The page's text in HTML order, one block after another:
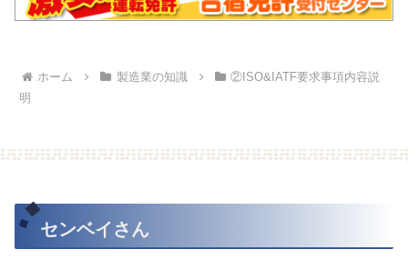
ホーム 製造業の知識
②ISO&IATF要求事項内容説
明
センベイさん